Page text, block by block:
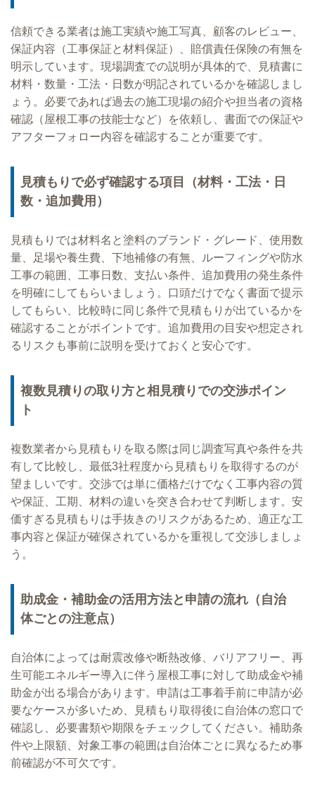
信頼できる業者は施工実績や施工写真、顧客のレビュー、
保証内容（工事保証と材料保証）、賠償責任保険の有無を
明示しています。現場調査での説明が具体的で、見積書に
材料・数量・工法・日数が明記されているかを確認しまし
ょう。必要であれば過去の施工現場の紹介や担当者の資格
確認（屋根工事の技能士など）を依頼し、書面での保証や
アフターフォロー内容を確認することが重要です。
見積もりで必ず確認する項目（材料・工法・日
数・追加費用）
見積もりでは材料名と塗料のブランド・グレード、使用数
量、足場や養生費、下地補修の有無、ルーフィングや防水
工事の範囲、工事日数、支払い条件、追加費用の発生条件
を明確にしてもらいましょう。口頭だけでなく書面で提示
してもらい、比較時に同じ条件で見積もりが出ているかを
確認することがポイントです。追加費用の目安や想定され
るリスクも事前に説明を受けておくと安心です。
複数見積りの取り方と相見積りでの交渉ポイン
ト
複数業者から見積もりを取る際は同じ調査写真や条件を共
有して比較し、最低3社程度から見積もりを取得するのが
望ましいです。交渉では単に価格だけでなく工事内容の質
や保証、工期、材料の違いを突き合わせて判断します。安
価すぎる見積もりは手抜きのリスクがあるため、適正な工
事内容と保証が確保されているかを重視して交渉しましょ
う。
助成金・補助金の活用方法と申請の流れ（自治
体ごとの注意点）
自治体によっては耐震改修や断熱改修、バリアフリー、再
生可能エネルギー導入に伴う屋根工事に対して助成金や補
助金が出る場合があります。申請は工事着手前に申請が必
要なケースが多いため、見積もり取得後に自治体の窓口で
確認し、必要書類や期限をチェックしてください。補助条
件や上限額、対象工事の範囲は自治体ごとに異なるため事
前確認が不可欠です。